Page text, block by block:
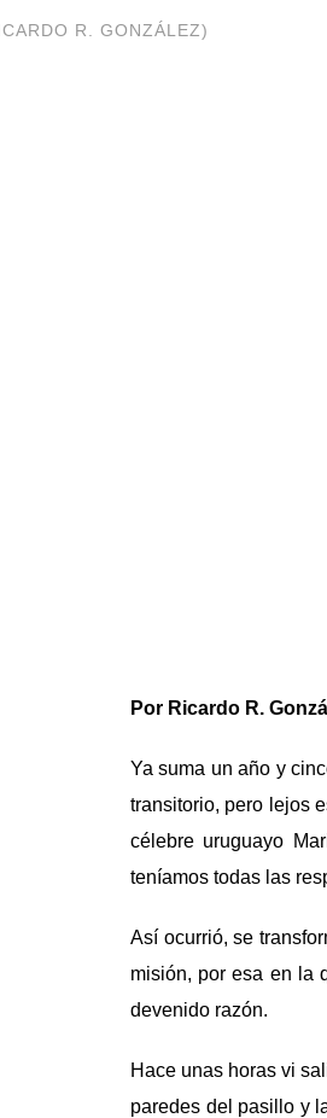
R. GONZÁLEZ)
Por Ricardo R.
Ya suma un año y
transitorio, pero lejos
célebre uruguayo
teníamos todas las
Así ocurrió, se
misión, por esa en la
devenido razón.
Hace unas horas vi
paredes del pasillo y